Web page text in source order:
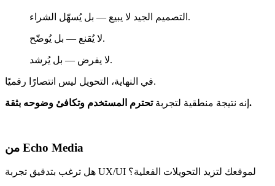
التصميم الجيد لا يبيع — بل يُسهّل الشراء.
لا يُقنع — بل يُوضّح.
لا يفرض — بل يُرشد.
في النهاية، التحويل ليس انتصارًا رقميًا.
إنه نتيجة منطقية لتجربة تحترم المستخدم وتكافئ وضوحه بثقة.
من Echo Media
هل ترغب بتدقيق تجربة UX/UI لموقعك لتزيد التحويلات الفعلية؟